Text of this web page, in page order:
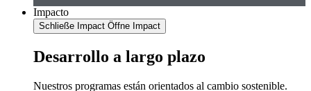
Impacto
Schließe Impact Öffne Impact
Desarrollo a largo plazo
Nuestros programas están orientados al cambio sostenible.